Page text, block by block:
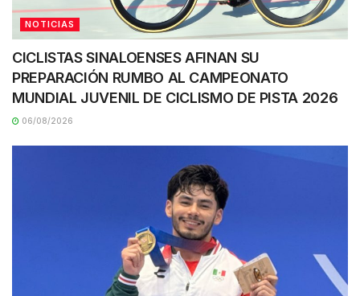
NOTICIAS
CICLISTAS SINALOENSES AFINAN SU
PREPARACIÓN RUMBO AL CAMPEONATO
MUNDIAL JUVENIL DE CICLISMO DE PISTA 2026
06/08/2026